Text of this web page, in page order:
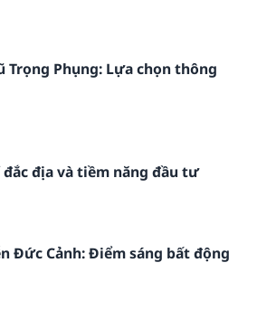
Trọng Phụng: Lựa chọn thông
địa và tiềm năng đầu tư
Đức Cảnh: Điểm sáng bất động